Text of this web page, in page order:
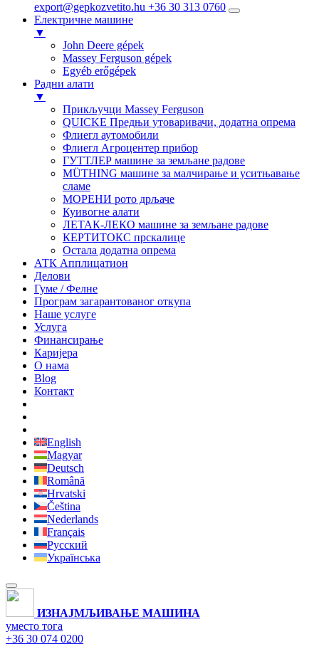
export@gepkozvetito.hu +36 30 313 0760
Електричне машине
▼
John Deere gépek
Massey Ferguson gépek
Egyéb erőgépek
Радни алати
▼
Прикључци Massey Ferguson
QUICKE Предњи утоваривачи, додатна опрема
Флиегл аутомобили
Флиегл Агроцентер прибор
ГУТТЛЕР машине за земљане радове
MÜTHING машине за малчирање и уситњавање
сламе
МОРЕНИ рото дрљаче
Куивогне алати
ЛЕТАК-ЛЕКО машине за земљане радове
КЕРТИТОКС прскалице
Остала додатна опрема
АТК Апплицатион
Делови
Гуме / Фелне
Програм загарантованог откупа
Наше услуге
Услуга
Финансирање
Каријера
О нама
Blog
Контакт
English
Magyar
Deutsch
Română
Hrvatski
Čeština
Nederlands
Français
Русский
Українська
ИЗНАЈМЉИВАЊЕ МАШИНА
уместо тога
+36 30 074 0200